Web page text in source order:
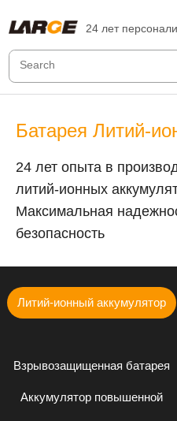
24 лет
Батарея Литий-
24 лет опыта в
литий-ионных
Максимальная
безопасность
Литий-ионный аккумулятор
Взрывозащищенная батарея
Аккумулятор повышенной